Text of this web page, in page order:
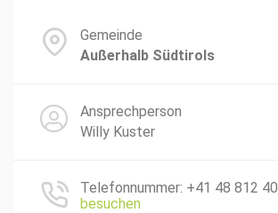
Gemeinde
Außerhalb Südtirols
Ansprechperson
Willy Kuster
Telefonnummer: +41 48 812 40
besuchen